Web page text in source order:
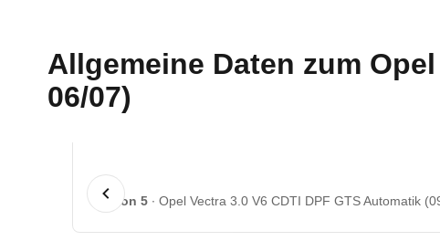
Allgemeine Daten zum
06/07)
1 von 5 Opel Vectra 3.0 V6 CDTI DPF GTS Automatik